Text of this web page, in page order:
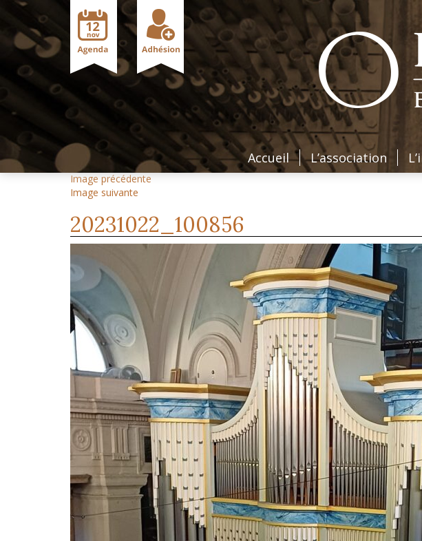
Accueil L’association
Image précédente
Image suivante
20231022_100856